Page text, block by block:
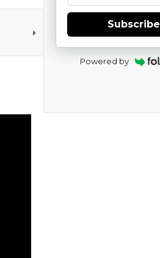
Subscribe
Powered by